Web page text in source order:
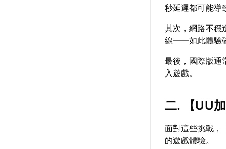
秒延遲都可能導
其次，網路不穩
線——如此體驗
最後，國際版通
入遊戲。
二. 【UU
面對這些挑戰，
的遊戲體驗。